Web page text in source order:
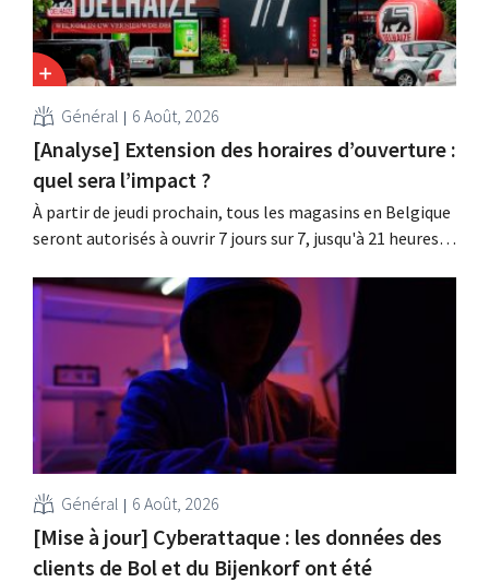
Général 6 Août, 2026
[Analyse] Extension des horaires d’ouverture :
quel sera l’impact ?
À partir de jeudi prochain, tous les magasins en Belgique
seront autorisés à ouvrir 7 jours sur 7, jusqu'à 21 heures.
faut. De plus, la législation du travail constitue un
obstacle. Les conditions sont-elles équitables pour tous
Général 6 Août, 2026
[Mise à jour] Cyberattaque : les données des
clients de Bol et du Bijenkorf ont été